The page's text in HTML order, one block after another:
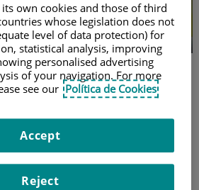
caso de
de bebés y niños
Palomo, especialista en
Universitario Quirónsalud
hacer la maniobra de Heimlich
guía completa de cómo
own cookies and those of third
whose legislation does not
level of data protection) for
statistical analysis, improving
personalised advertising
of your navigation. For more
see our Política de Cookies
Reject
Accept